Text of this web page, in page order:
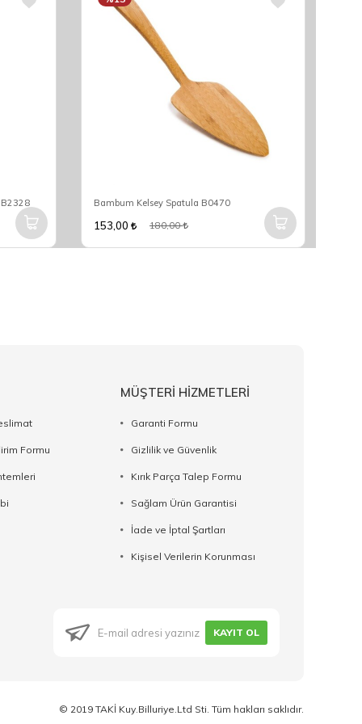
B2328 Bambum Kelsey Spatula B0470
153,00 180,00
Formu
MÜŞTERİ HİZMETLERİ
Garanti Formu
Gizlilik ve Güvenlik
Kırık Parça Talep Formu
Sağlam Ürün Garantisi
İade ve İptal Şartları
Kişisel Verilerin Korunması
KAYIT OL
© 2019 TAKİ Kuy.Billuriye.Ltd Sti. Tüm hakları saklıdır.